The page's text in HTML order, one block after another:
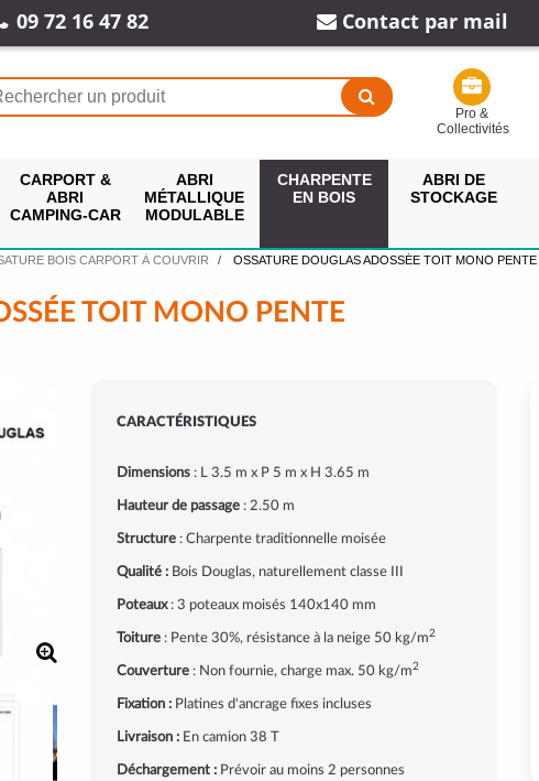
09 72 16 47 82 Contact par mail
Pro &
Collectivités
CARPORT &
ABRI
CAMPING-CAR
ABRI
MÉTALLIQUE
MODULABLE
CHARPENTE
EN BOIS
ABRI DE
STOCKAGE
BOIS CARPORT À COUVRIR OSSATURE DOUGLAS ADOSSÉE TOIT MONO PENTE
TOIT MONO PENTE
CARACTÉRISTIQUES
Dimensions: L 3.5 m x P 5 m x H 3.65 m
Hauteur de passage: 2.50 m
Structure: Charpente traditionnelle moisée
Qualité :Bois Douglas, naturellement classe III
Poteaux: 3 poteaux moisés 140x140 mm
Toiture: Pente 30%, résistance à la neige 50 kg/m2
Couverture: Non fournie, charge max. 50 kg/m2
Fixation :Platines d'ancrage fixes incluses
Livraison : En camion 38 T
Déchargement : Prévoir au moins 2 personnes